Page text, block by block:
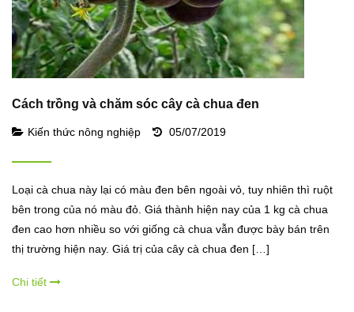
Cách trồng và chăm sóc cây cà chua đen
Kiến thức nông nghiệp 05/07/2019
Loại cà chua này lại có màu đen bên ngoài vỏ, tuy nhiên thì ruột
bên trong của nó màu đỏ. Giá thành hiện nay của 1 kg cà chua
đen cao hơn nhiều so với giống cà chua vẫn được bày bán trên
thị trường hiện nay. Giá trị của cây cà chua đen […]
Chi tiết